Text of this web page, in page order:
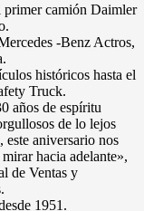
primer camión Daimler
-Benz Actros,
históricos hasta el
Truck.
años de espíritu
de lo lejos
este aniversario nos
hacia adelante»,
de Ventas y
1951.